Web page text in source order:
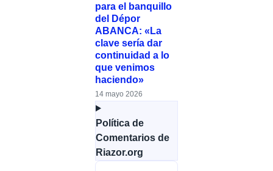
para el banquillo
del Dépor
ABANCA: «La
clave sería dar
continuidad a lo
que venimos
haciendo»
14 mayo 2026
Política de
Comentarios de
Riazor.org